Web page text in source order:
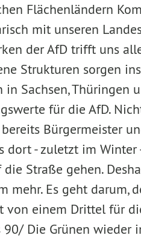
Flächenländern
mit unseren
der AfD trifft uns
Strukturen sorgen
Sachsen, Thüringen
für die AfD.
Bürgermeister
dort - zuletzt im Winter
Straße gehen.
Es geht darum,
von einem Drittel für
Die Grünen wieder